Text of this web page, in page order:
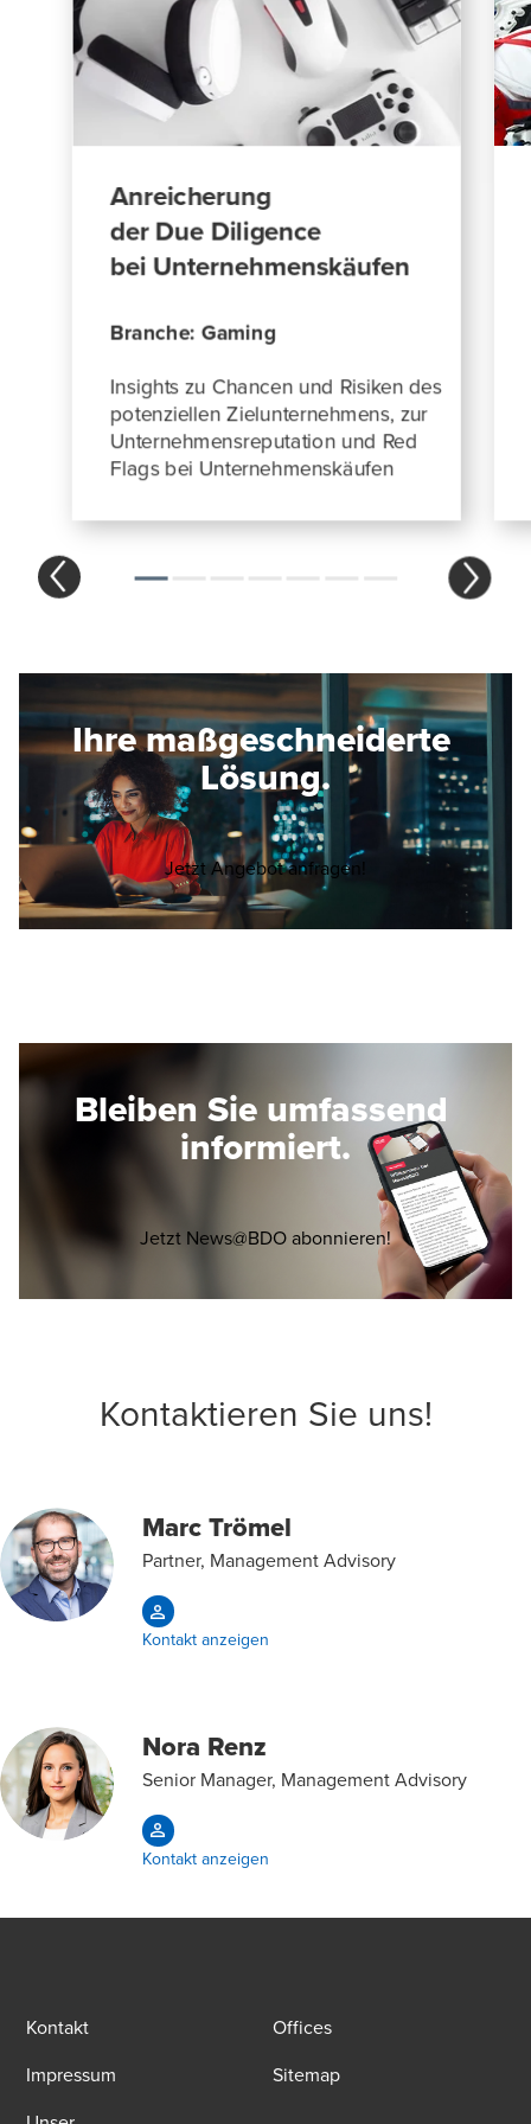
wöchentlich, monatlich), Image Reports und SWOT
Reports
Ihre maßgeschneiderte
Lösung.
Jetzt Angebot anfragen! Opens in a new
Bleiben Sie umfassend
informiert.
Jetzt News@BDO abonnieren!Opens in a new
Kontaktieren Sie uns!
Marc Trömel
Partner, Management Advisory
Kontakt anzeigen
Nora Renz
Senior Manager, Management Advisory
Kontakt anzeigen
Kontakt
Offices
Impressum
Sitemap